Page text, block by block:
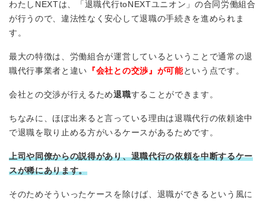
わたしNEXTは、「退職代行toNEXTユニオン」の合同労働組合
が行うので、違法性なく安心して退職の手続きを進められま
す。
最大の特徴は、労働組合が運営しているということで通常の退
職代行事業者と違い 『会社との交渉』が可能という点です。
会社との交渉が行えるため退職することができます。
ちなみに、ほぼ出来ると言っている理由は退職代行の依頼途中
で退職を取り止める方がいるケースがあるためです。
上司や同僚からの説得があり、退職代行の依頼を中断するケー
スが稀にあります。
そのためそういったケースを除けば、退職ができるという風に